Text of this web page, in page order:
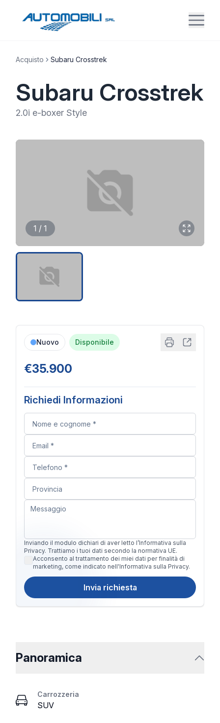
Acquisto Subaru Crosstrek
Subaru Crosstrek
2.0i e-boxer Style
1 / 1
Nuovo Disponibile
€35.900
Richiedi Informazioni
Inviando il modulo dichiari di aver letto l’Informativa sulla
Privacy. Trattiamo i tuoi dati secondo la normativa UE.
Acconsento al trattamento dei miei dati per finalità di
marketing, come indicato nell'Informativa sulla Privacy.
Invia richiesta
Panoramica
Carrozzeria
SUV